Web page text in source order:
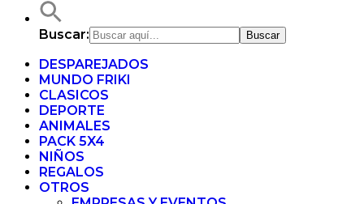
Buscar:
DESPAREJADOS
MUNDO FRIKI
CLASICOS
DEPORTE
ANIMALES
PACK 5X4
NIÑOS
REGALOS
OTROS